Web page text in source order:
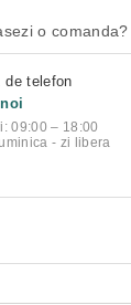
o comanda?
de telefon
09:00 – 18:00
- zi libera